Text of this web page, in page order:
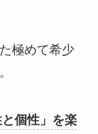
極めて希少
個性」を楽